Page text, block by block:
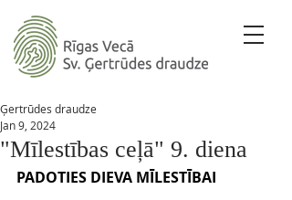
"Mīlestības ceļā" 9. diena
Ģertrūdes draudze
Jan 9, 2024
PADOTIES DIEVA MĪLESTĪBAI